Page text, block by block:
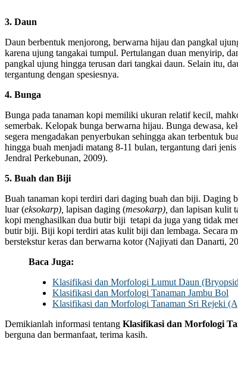
3. Daun
Daun berbentuk menjorong, berwarna hijau dan pangkal
karena ujung tangakai tumpul. Pertulangan duan menyirip,
pangkal ujung hingga terusan dari tangkai daun. Selain itu,
tergantung dengan spesiesnya.
4. Bunga
Bunga pada tanaman kopi memiliki ukuran relatif kecil,
semerbak. Kelopak bunga berwarna hijau. Bunga dewasa,
segera mengadakan penyerbukan sehingga akan terbentuk
hingga buah menjadi matang 8-11 bulan, tergantung dari
Jendral Perkebunan, 2009).
5. Buah dan Biji
Buah tanaman kopi terdiri dari daging buah dan biji. Daging
luar (eksokarp), lapisan daging (mesokarp), dan lapisan kulit
kopi menghasilkan dua butir biji tetapi da juga yang tidak
butir biji. Biji kopi terdiri atas kulit biji dan lembaga. Secara
berstekstur keras dan berwarna kotor (Najiyati dan Danarti,
Baca Juga:
Klasifikasi dan Morfologi Lumut Daun
Klasifikasi dan Morfologi Tanaman Jambu Bol
Klasifikasi dan Morfologi Tanaman Sri Rejeki
Demikianlah informasi tentang Klasifikasi dan Morfologi
berguna dan bermanfaat, terima kasih.